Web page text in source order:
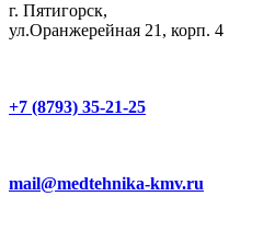
г. Пятигорск,
ул.Оранжерейная 21, корп. 4
+7 (8793) 35-21-25
mail@medtehnika-kmv.ru